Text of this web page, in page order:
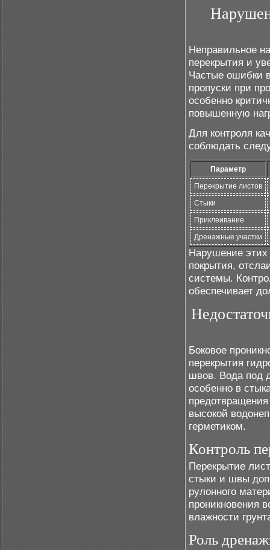
Неправильное
перекрытия и
Частые ошибки
пропуски при
особенно
повышенную
Для контроля
соблюдать
Параметр
Перекрытие листов
Стыки
Приклеивание
Дренажные участки
Нарушение этих
покрытия,
системы.
обеспечивает
Боковое
перекрытия
швов. Вода под
особенно в
высокой
герметиком.
Контроль
Перекрытие
стыки и швы
рулонного
проникновения
влажности
Роль